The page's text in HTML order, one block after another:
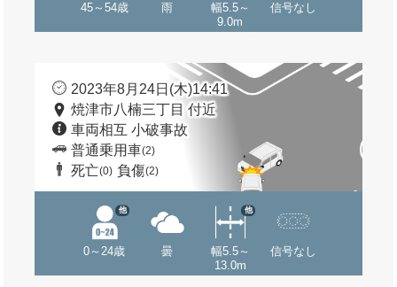
45～54歳 雨
幅5.5～
9.0m
信号なし
2023年8月24日(木)14:41
焼津市八楠三丁目 付近
車両相互 小破事故
普通乗用車(2)
死亡(0) 負傷(2)
0～24歳
他
曇
幅5.5～
13.0m
他
信号なし